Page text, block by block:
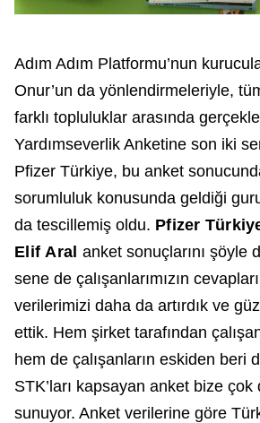
Adım Adım Platformu’nun
Onur’un da yönlendirmeleriyle,
farklı topluluklar arasında
Yardımseverlik Anketine son iki
Pfizer Türkiye, bu anket
sorumluluk konusunda geldiği
da tescillemiş oldu. Pfizer
Elif Aral anket sonuçlarını şöyle
sene de çalışanlarımızın
verilerimizi daha da artırdık ve
ettik. Hem şirket tarafından
hem de çalışanların eskiden beri
STK’ları kapsayan anket bize
sunuyor. Anket verilerine göre